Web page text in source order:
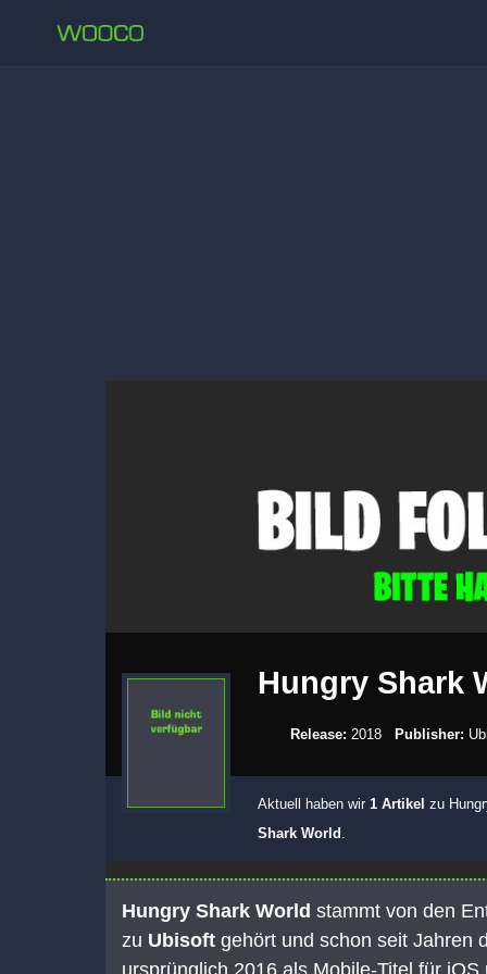
Hungry Shark
Release: 2018 Publisher:
Aktuell haben wir 1 Artikel zu
Shark World .
Hungry Shark World stammt von den
zu Ubisoft gehört und schon seit Jahren